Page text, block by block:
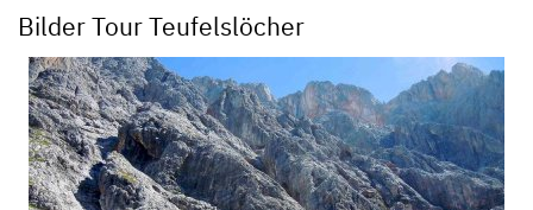
Bilder Tour Teufelslöcher